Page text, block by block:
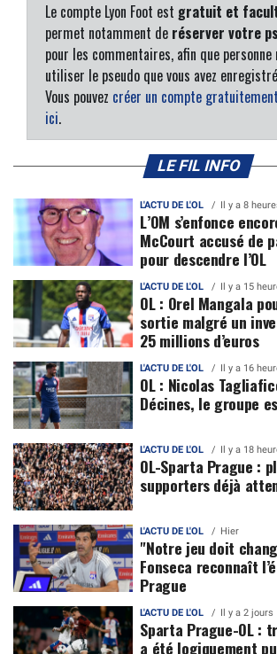
Le compte Lyon Foot est gratuit et
permet notamment de réserver votre
pour les commentaires, afin que personne
utiliser le pseudo que vous avez
Vous pouvez créer un compte
ici.
LE FIL INFO
L'ACTU DE L'OL Il y a 8
L’OM s’enfonce
McCourt accusé de
pour descendre l’OL
L'ACTU DE L'OL Il y a 15
OL : Orel Mangala
sortie malgré un
25 millions d’euros
L'ACTU DE L'OL Il y a 16
OL : Nicolas
Décines, le groupe
L'ACTU DE L'OL Il y a 18
OL-Sparta Prague :
supporters déjà
L'ACTU DE L'OL Hier
"Notre jeu doit
Fonseca reconnaît
Prague
L'ACTU DE L'OL Il y a 2 jours
Sparta Prague-OL :
a été logiquement